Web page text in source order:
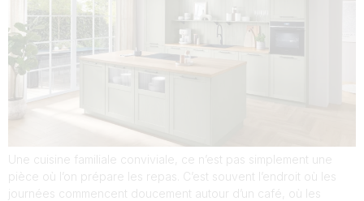
Une cuisine familiale conviviale, ce n’est pas simplement une
pièce où l’on prépare les repas. C’est souvent l’endroit où les
journées commencent doucement autour d’un café, où les